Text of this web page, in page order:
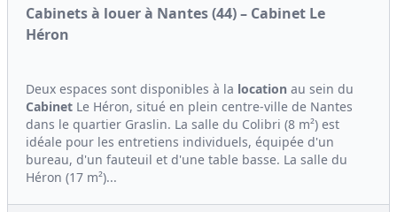
Cabinets à louer à Nantes (44) – Cabinet Le
Héron
Deux espaces sont disponibles à la location au sein du
Cabinet Le Héron, situé en plein centre-ville de Nantes
dans le quartier Graslin. La salle du Colibri (8 m²) est
idéale pour les entretiens individuels, équipée d'un
bureau, d'un fauteuil et d'une table basse. La salle du
Héron (17 m²)...